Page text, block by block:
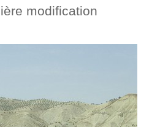
modification